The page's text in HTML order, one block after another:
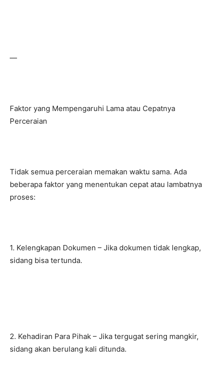
—
Faktor yang Mempengaruhi Lama atau Cepatnya
Perceraian
Tidak semua perceraian memakan waktu sama. Ada
beberapa faktor yang menentukan cepat atau lambatnya
proses:
1. Kelengkapan Dokumen – Jika dokumen tidak lengkap,
sidang bisa tertunda.
2. Kehadiran Para Pihak – Jika tergugat sering mangkir,
sidang akan berulang kali ditunda.